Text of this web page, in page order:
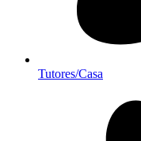
Tutores/Casa